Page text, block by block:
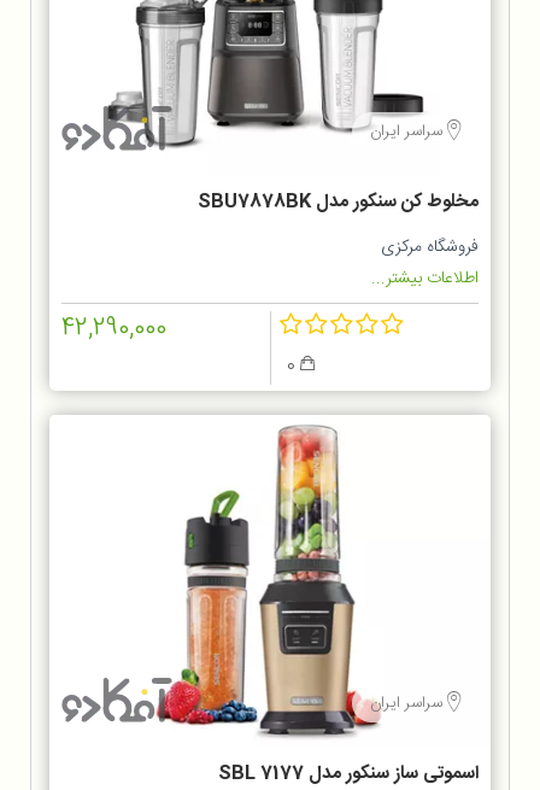
سراسر ایران
مخلوط‌ کن سنکور مدل SBU7878BK
فروشگاه مرکزی
اطلاعات بیشتر...
42,290,000
سراسر ایران
اسموتی ساز سنکور مدل SBL 7177